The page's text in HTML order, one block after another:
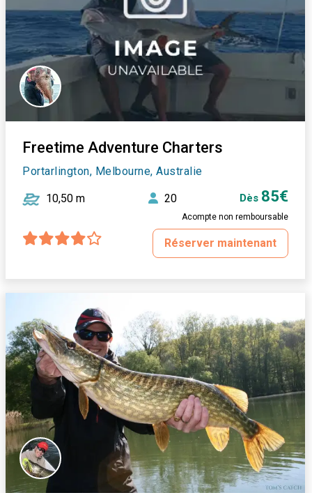
Freetime Adventure Charters
Portarlington, Melbourne, Australie
10,50 m 20 Dès 85€
Acompte non remboursable
Réserver maintenant